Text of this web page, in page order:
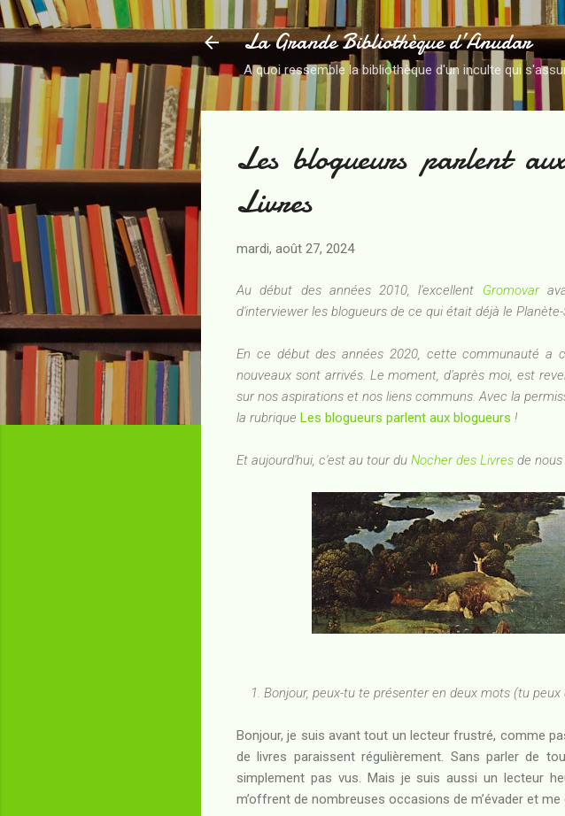
Accéder
La Grande Bibliothèque d’Anudar
A quoi ressemble la bibliothèque d'un inculte qui
Les blogueurs parlent
Livres
mardi, août 27, 2024
Au début des années 2010, l'excellent Gromovar
d'interviewer les blogueurs de ce qui était déjà le
En ce début des années 2020, cette communauté a
nouveaux sont arrivés. Le moment, d'après moi, est
sur nos aspirations et nos liens communs. Avec la
la rubrique Les blogueurs parlent aux blogueurs !
Et aujourd'hui, c'est au tour du Nocher des Livres de nous
1. Bonjour, peux-tu te présenter en deux mots (tu
Bonjour, je suis avant tout un lecteur frustré, comme
de livres paraissent régulièrement. Sans parler de
simplement pas vus. Mais je suis aussi un lecteur
m’offrent de nombreuses occasions de m’évader et me